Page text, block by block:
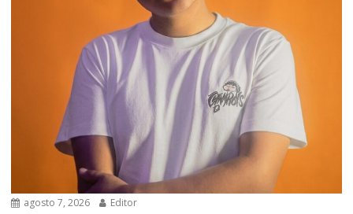
agosto 7, 2026 Editor